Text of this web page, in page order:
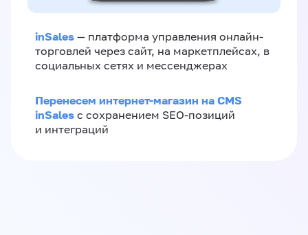
inSales — платформа управления онлайн-
торговлей через сайт, на маркетплейсах, в
социальных сетях и мессенджерах
Перенесем интернет-магазин на CMS
inSales с сохранением SEO-позиций
и интеграций